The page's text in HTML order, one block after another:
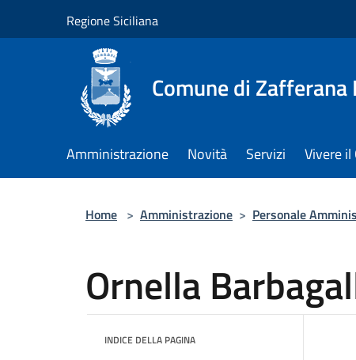
Regione Siciliana
Comune di Zafferana
Amministrazione Novità Servizi Vivere
Home > Amministrazione > Personale
Ornella
INDICE DELLA PAGINA